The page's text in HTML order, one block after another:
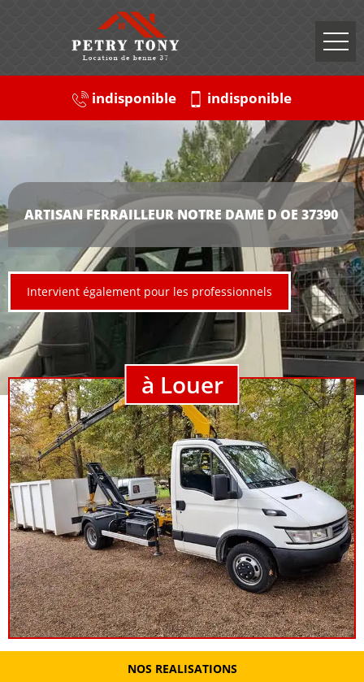
indisponible indisponible
ARTISAN FERRAILLEUR NOTRE DAME D OE 37390
Intervient également pour les professionnels
à Louer
NOS REALISATIONS